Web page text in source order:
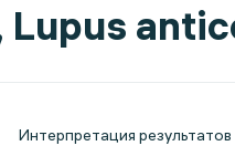
Интерпретация результатов